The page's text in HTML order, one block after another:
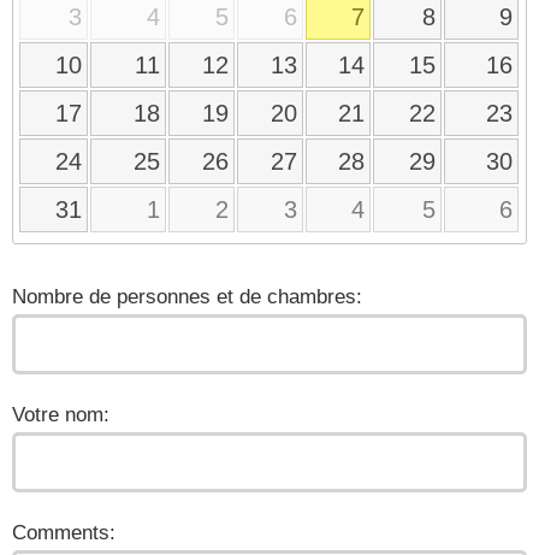
3
4 5 6 7 8
9
10
11 12 13 14 15
16
17
18 19 20 21 22
23
24
25 26 27 28 29
30
31
1 2 3 4 5 6
Nombre de personnes et de chambres:
Votre nom:
Comments: